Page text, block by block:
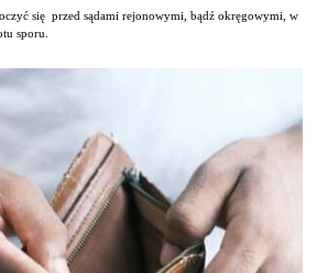
się przed sądami rejonowymi, bądź okręgowymi, w
sporu.